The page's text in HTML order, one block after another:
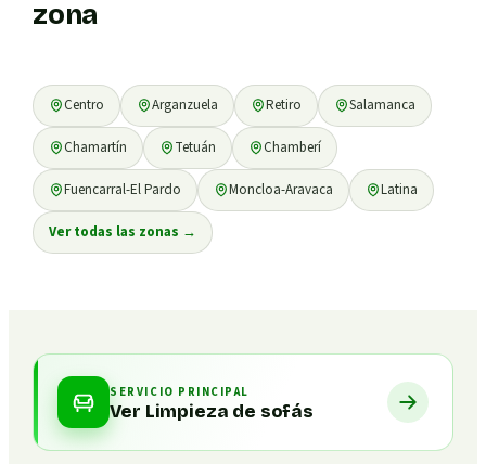
zona
Centro Arganzuela Retiro Salamanca
Chamartín Tetuán Chamberí
Fuencarral-El Pardo Moncloa-Aravaca Latina
Ver todas las zonas →
SERVICIO PRINCIPAL
Ver Limpieza de sofás